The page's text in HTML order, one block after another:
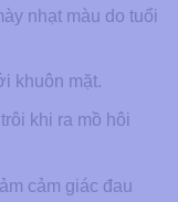
nhạt màu do tuổi
khuôn mặt.
khi ra mồ hôi
cảm giác đau